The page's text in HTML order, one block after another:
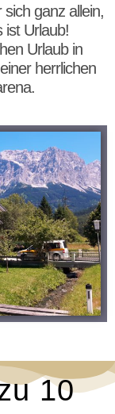
ganz allein,
ist Urlaub!
Urlaub in
herrlichen
10